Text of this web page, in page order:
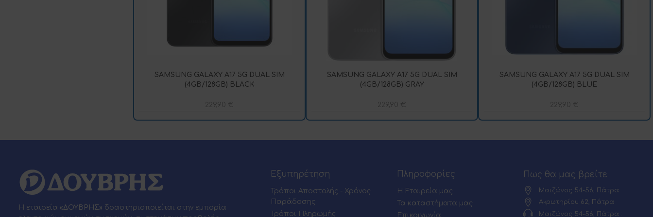
SAMSUNG GALAXY A17 5G DUAL SIM
(4GB/128GB) BLACK
229,90 €
SAMSUNG GALAXY A17 5G DUAL SIM
(4GB/128GB) GRAY
229,90 €
SAMSUNG GALAXY A17 5G DUAL SIM
(4GB/128GB) BLUE
229,90 €
Η εταιρεία «ΔΟΥΒΡΗΣ» δραστηριοποιείται στην εμπορία
Εξυπηρέτηση
Τρόποι Αποστολής - Χρόνος
Παράδοσης
Τρόποι Πληρωμής
Πληροφορίες
Η Εταιρεία μας
Τα καταστήματα μας
Επικοινωνία
Πως θα μας βρείτε
Μαιζώνος 54-56, Πάτρα
Ακρωτηρίου 62, Πάτρα
Μαιζώνος 54-56, Πάτρα :